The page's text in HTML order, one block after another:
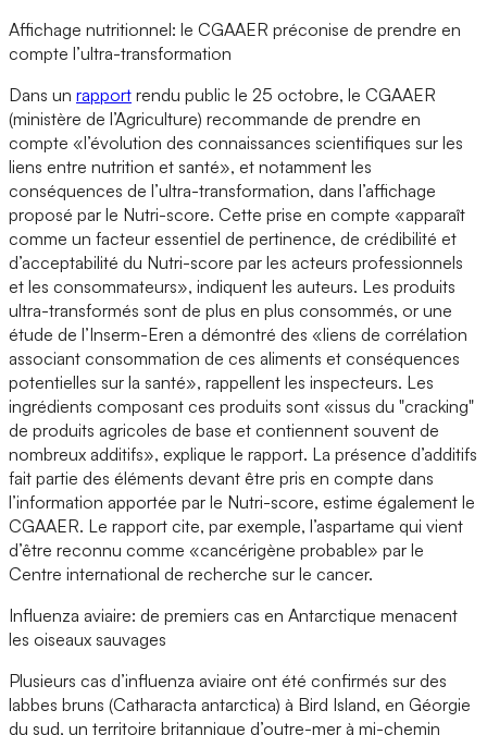
Affichage nutritionnel: le CGAAER préconise de prendre en
compte l’ultra-transformation
Dans un rapport rendu public le 25 octobre, le CGAAER
(ministère de l’Agriculture) recommande de prendre en
compte «l’évolution des connaissances scientifiques sur les
liens entre nutrition et santé», et notamment les
conséquences de l’ultra-transformation, dans l’affichage
proposé par le Nutri-score. Cette prise en compte «apparaît
comme un facteur essentiel de pertinence, de crédibilité et
d’acceptabilité du Nutri-score par les acteurs professionnels
et les consommateurs», indiquent les auteurs. Les produits
ultra-transformés sont de plus en plus consommés, or une
étude de l’Inserm-Eren a démontré des «liens de corrélation
associant consommation de ces aliments et conséquences
potentielles sur la santé», rappellent les inspecteurs. Les
ingrédients composant ces produits sont «issus du "cracking"
de produits agricoles de base et contiennent souvent de
nombreux additifs», explique le rapport. La présence d’additifs
fait partie des éléments devant être pris en compte dans
l’information apportée par le Nutri-score, estime également le
CGAAER. Le rapport cite, par exemple, l’aspartame qui vient
d’être reconnu comme «cancérigène probable» par le
Centre international de recherche sur le cancer.
Influenza aviaire: de premiers cas en Antarctique menacent
les oiseaux sauvages
Plusieurs cas d’influenza aviaire ont été confirmés sur des
labbes bruns (Catharacta antarctica) à Bird Island, en Géorgie
du sud, un territoire britannique d’outre-mer à mi-chemin